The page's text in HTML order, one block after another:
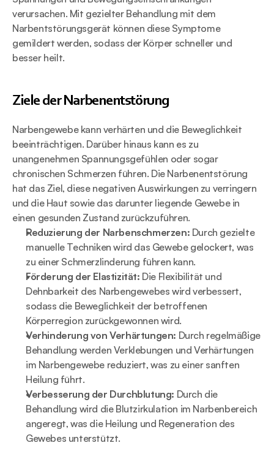
verursachen. Mit gezielter Behandlung mit dem
Narbentstörungsgerät können diese Symptome
gemildert werden, sodass der Körper schneller und
besser heilt.
Ziele der Narbenentstörung
Narbengewebe kann verhärten und die Beweglichkeit
beeinträchtigen. Darüber hinaus kann es zu
unangenehmen Spannungsgefühlen oder sogar
chronischen Schmerzen führen. Die Narbenentstörung
hat das Ziel, diese negativen Auswirkungen zu verringern
und die Haut sowie das darunter liegende Gewebe in
einen gesunden Zustand zurückzuführen.
Reduzierung der Narbenschmerzen: Durch gezielte
manuelle Techniken wird das Gewebe gelockert, was
zu einer Schmerzlinderung führen kann.
Förderung der Elastizität: Die Flexibilität und
Dehnbarkeit des Narbengewebes wird verbessert,
sodass die Beweglichkeit der betroffenen
Körperregion zurückgewonnen wird.
Verhinderung von Verhärtungen: Durch regelmäßige
Behandlung werden Verklebungen und Verhärtungen
im Narbengewebe reduziert, was zu einer sanften
Heilung führt.
Verbesserung der Durchblutung: Durch die
Behandlung wird die Blutzirkulation im Narbenbereich
angeregt, was die Heilung und Regeneration des
Gewebes unterstützt.